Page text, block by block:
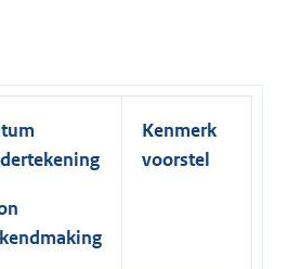
Kenmerk
voorstel